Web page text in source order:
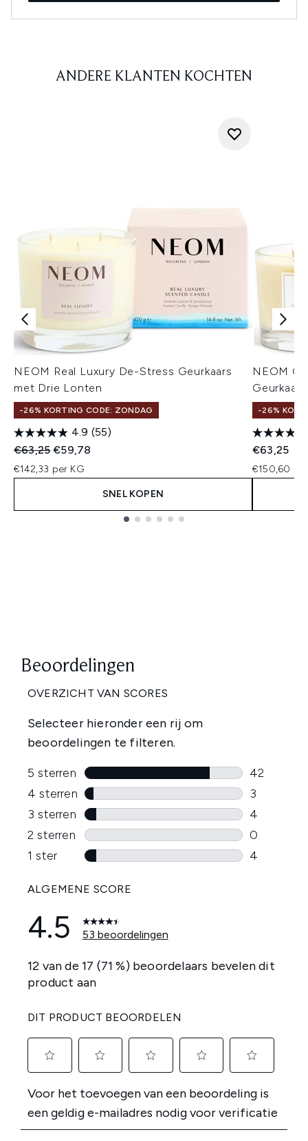
ANDERE KLANTEN KOCHTEN
NEOM Real Luxury De-Stress Geurkaars
met Drie Lonten
-26% KORTING CODE: ZONDAG
4.9 (55)
Recommended Retail Price:
€63,25Huidige prijs:
€59,78
€142,33 per KG
SNEL KOPEN
NEOM
Geurkaars
-26%
€63,25
€150,60